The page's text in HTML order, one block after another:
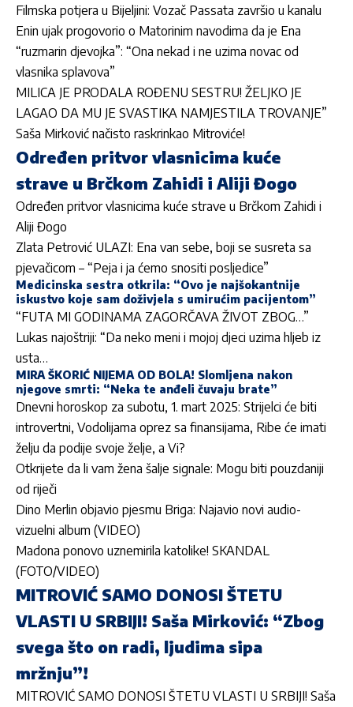
Filmska potjera u Bijeljini: Vozač Passata završio u kanalu
Enin ujak progovorio o Matorinim navodima da je Ena
“ruzmarin djevojka”: “Ona nekad i ne uzima novac od
vlasnika splavova”
MILICA JE PRODALA ROĐENU SESTRU! ŽELJKO JE
LAGAO DA MU JE SVASTIKA NAMJESTILA TROVANJE”
Saša Mirković načisto raskrinkao Mitroviće!
Određen pritvor vlasnicima kuće
strave u Brčkom Zahidi i Aliji Đogo
Određen pritvor vlasnicima kuće strave u Brčkom Zahidi i
Aliji Đogo
Zlata Petrović ULAZI: Ena van sebe, boji se susreta sa
pjevačicom – “Peja i ja ćemo snositi posljedice”
Medicinska sestra otkrila: “Ovo je najšokantnije
iskustvo koje sam doživjela s umirućim pacijentom”
“FUTA MI GODINAMA ZAGORČAVA ŽIVOT ZBOG…”
Lukas najoštriji: “Da neko meni i mojoj djeci uzima hljeb iz
usta…
MIRA ŠKORIĆ NIJEMA OD BOLA! Slomljena nakon
njegove smrti: “Neka te anđeli čuvaju brate”
Dnevni horoskop za subotu, 1. mart 2025: Strijelci će biti
introvertni, Vodolijama oprez sa finansijama, Ribe će imati
želju da podije svoje želje, a Vi?
Otkrijete da li vam žena šalje signale: Mogu biti pouzdaniji
od riječi
Dino Merlin objavio pjesmu Briga: Najavio novi audio-
vizuelni album (VIDEO)
Madona ponovo uznemirila katolike! SKANDAL
(FOTO/VIDEO)
MITROVIĆ SAMO DONOSI ŠTETU
VLASTI U SRBIJI! Saša Mirković: “Zbog
svega što on radi, ljudima sipa
mržnju”!
MITROVIĆ SAMO DONOSI ŠTETU VLASTI U SRBIJI! Saša